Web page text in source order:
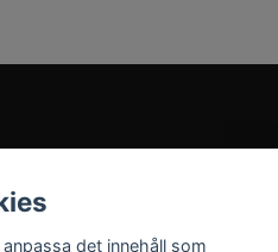
det innehåll som